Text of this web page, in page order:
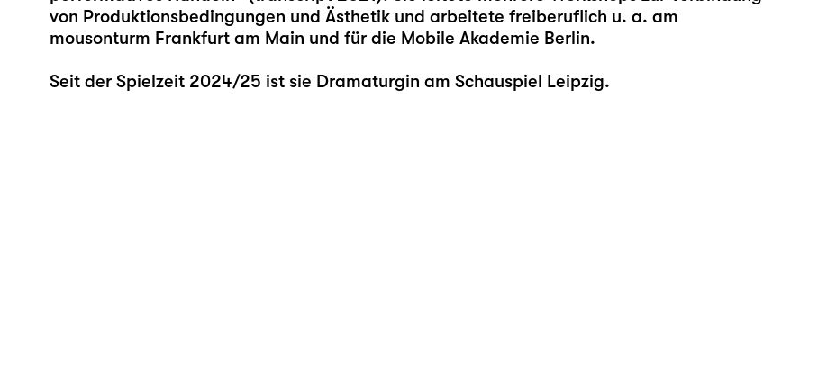
von Produktionsbedingungen und Ästhetik und arbeitete freiberuflich u. a. am
mousonturm Frankfurt am Main und für die Mobile Akademie Berlin.
Seit der Spielzeit 2024/25 ist sie Dramaturgin am Schauspiel Leipzig.